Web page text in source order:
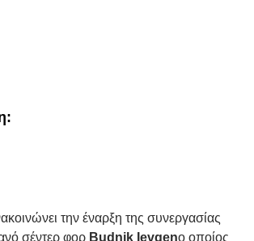
την έναρξη της συνεργασίας
σέντερ φορ Budnik Ievgenο οποίος